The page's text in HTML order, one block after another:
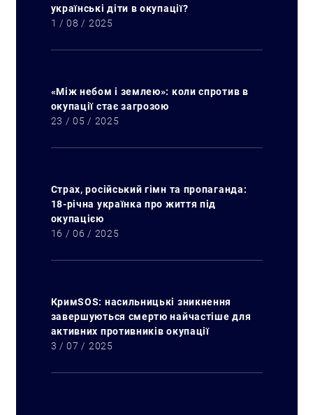
українські діти в окупації?
1 / 08 / 2025
«Між небом і землею»: коли спротив в
окупації стає загрозою
23 / 05 / 2025
Страх, російський гімн та пропаганда:
18-річна українка про життя під
окупацією
16 / 06 / 2025
КримSOS: насильницькі зникнення
завершуються смертю найчастіше для
активних противників окупації
3 / 07 / 2025